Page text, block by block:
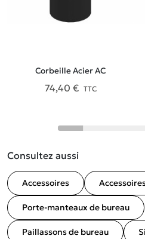
Corbeille Acier AC
74,40 € TTC
Consultez aussi
Accessoires
Porte-manteaux de bureau
Paillassons de bureau